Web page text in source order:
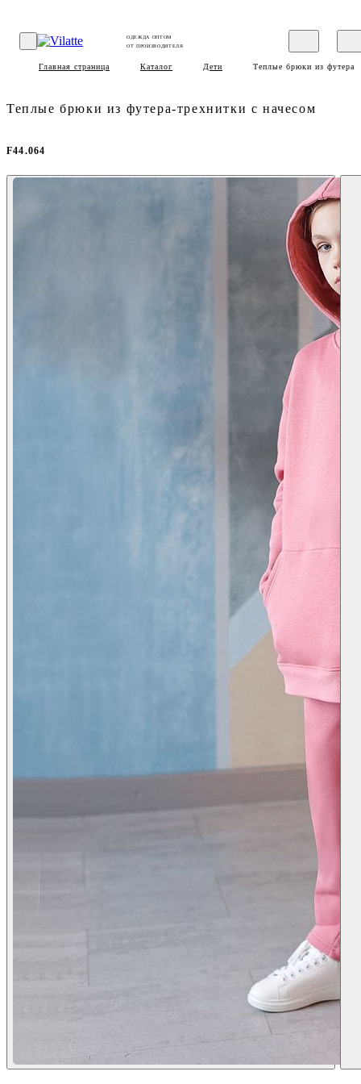
ОДЕЖДА ОПТОМ
ОТ ПРОИЗВОДИТЕЛЯ
Главная страница Каталог Дети Теплые брюки из футера-
Теплые брюки из футера-трехнитки с начесом
F44.064